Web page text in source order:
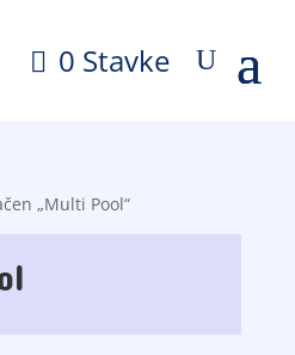
0 Stavke
„Multi Pool“